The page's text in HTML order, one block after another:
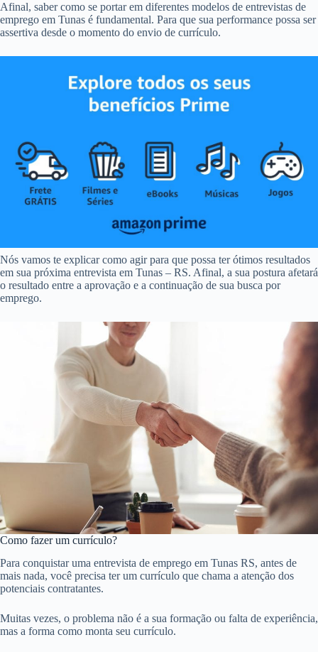
Afinal, saber como se portar em diferentes modelos de entrevistas de
emprego em Tunas é fundamental. Para que sua performance possa ser
assertiva desde o momento do envio de currículo.
Nós vamos te explicar como agir para que possa ter ótimos resultados
em sua próxima entrevista em Tunas – RS. Afinal, a sua postura afetará
o resultado entre a aprovação e a continuação de sua busca por
emprego.
Como fazer um currículo?
Para conquistar uma entrevista de emprego em Tunas RS, antes de
mais nada, você precisa ter um currículo que chama a atenção dos
potenciais contratantes.
Muitas vezes, o problema não é a sua formação ou falta de experiência,
mas a forma como monta seu currículo.